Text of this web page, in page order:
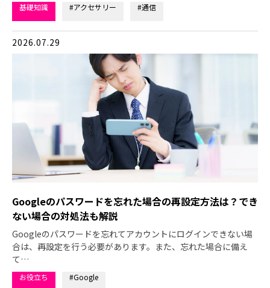
基礎知識 #アクセサリー #通信
2026.07.29
Googleのパスワードを忘れた場合の再設定方法は？でき
ない場合の対処法も解説
Googleのパスワードを忘れてアカウントにログインできない場
合は、再設定を行う必要があります。また、忘れた場合に備え
て…
お役立ち #Google